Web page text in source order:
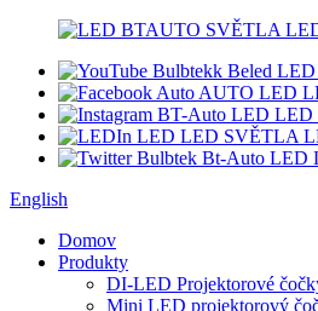
English
Domov
Produkty
DI-LED Projektorové
Mini LED projektorový